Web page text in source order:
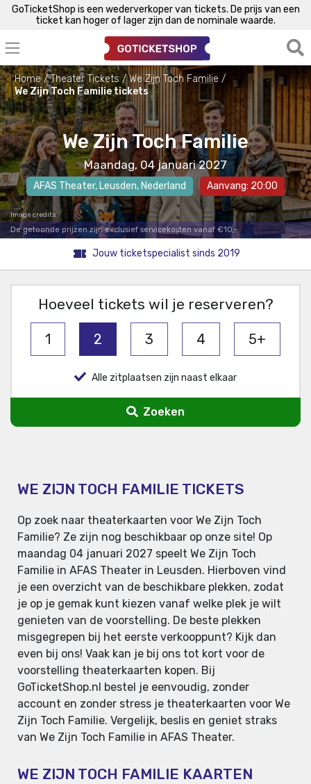
GoTicketShop is een wederverkoper van tickets. De prijs van een
ticket kan hoger of lager zijn dan de nominale waarde.
Home Theater Tickets
We Zijn Toch Familie
We Zijn Toch Familie tickets
We Zijn Toch Familie
Maandag, 04 januari 2027
AFAS Theater, Leusden, Nederland Aanvang: 20:00
Image credits
De getoonde prijzen zijn exclusief servicekosten vanaf €10,-.
Jouw ticketspecialist sinds 2019
Hoeveel tickets wil je reserveren?
1 2 3 4 5+
Alle zitplaatsen zijn naast elkaar
Zoeken
WE ZIJN TOCH FAMILIE TICKETS
Op zoek naar theaterkaarten voor We Zijn Toch
Familie? Ze zijn nog beschikbaar op onze site! Op
maandag 04 januari 2027 speelt We Zijn Toch
Familie in AFAS Theater in Leusden. Hierboven vind
je een overzicht van de beschikbare plekken, zodat
je op je gemak kunt kiezen vanaf welke plek je wilt
genieten van de voorstelling. De beste plekken
misgegrepen bij het eerste verkooppunt? Kijk dan
even bij ons! Vaak kan je bij ons tot kort voor de
voorstelling theaterkaarten kopen. Bij
GoTicketShop.nl bestel je eenvoudig, zonder
account en zonder stress je theaterkaarten voor We
Zijn Toch Familie. Vergelijk, beslis en geniet straks
van We Zijn Toch Familie in AFAS Theater.
WE ZIJN TOCH FAMILIE KAARTEN